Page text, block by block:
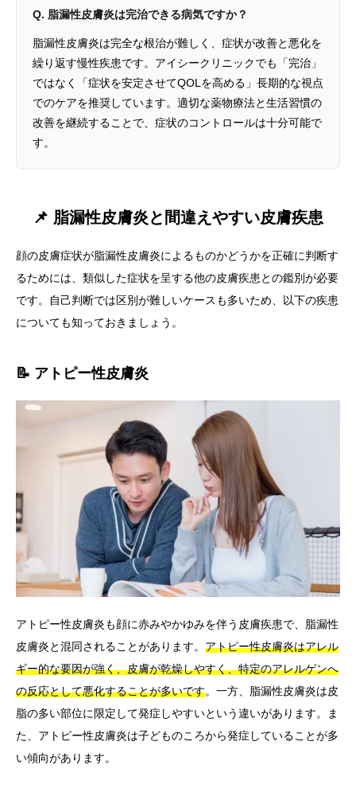
Q. 脂漏性皮膚炎は完治できる病気ですか？
脂漏性皮膚炎は完全な根治が難しく、症状が改善と悪化を
繰り返す慢性疾患です。アイシークリニックでも「完治」
ではなく「症状を安定させてQOLを高める」長期的な視点
でのケアを推奨しています。適切な薬物療法と生活習慣の
改善を継続することで、症状のコントロールは十分可能で
す。
📌 脂漏性皮膚炎と間違えやすい皮膚疾患
顔の皮膚症状が脂漏性皮膚炎によるものかどうかを正確に判断す
るためには、類似した症状を呈する他の皮膚疾患との鑑別が必要
です。自己判断では区別が難しいケースも多いため、以下の疾患
についても知っておきましょう。
📝 アトピー性皮膚炎
アトピー性皮膚炎も顔に赤みやかゆみを伴う皮膚疾患で、脂漏性
皮膚炎と混同されることがあります。 アトピー性皮膚炎はアレル
ギー的な要因が強く、皮膚が乾燥しやすく、特定のアレルゲンへ
の反応として悪化することが多いです。一方、脂漏性皮膚炎は皮
脂の多い部位に限定して発症しやすいという違いがあります。ま
た、アトピー性皮膚炎は子どものころから発症していることが多
い傾向があります。